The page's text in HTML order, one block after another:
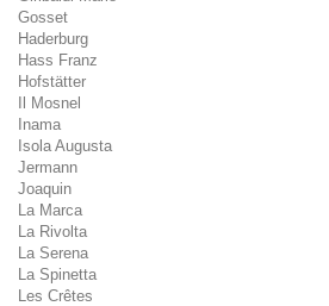
Gosset
Haderburg
Hass Franz
Hofstätter
Il Mosnel
Inama
Isola Augusta
Jermann
Joaquin
La Marca
La Rivolta
La Serena
La Spinetta
Les Crêtes